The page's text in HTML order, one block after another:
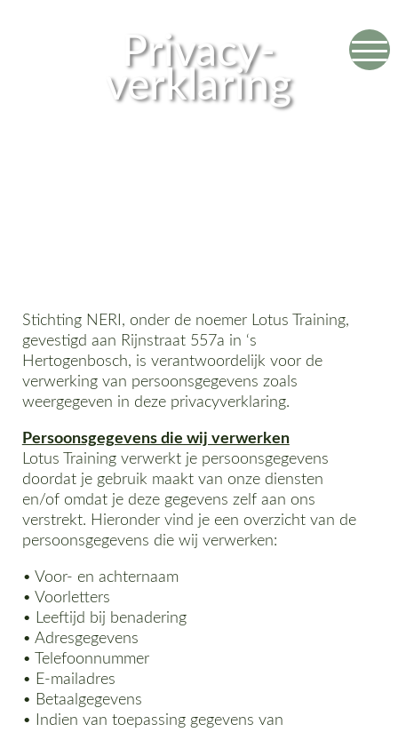
Privacy­
verklaring
Stichting NERI, onder de noemer Lotus Training,
gevestigd aan Rijnstraat 557a in ‘s
Hertogenbosch, is verantwoordelijk voor de
verwerking van persoonsgegevens zoals
weergegeven in deze privacyverklaring.
Persoonsgegevens die wij verwerken
Lotus Training verwerkt je persoonsgegevens
doordat je gebruik maakt van onze diensten
en/of omdat je deze gegevens zelf aan ons
verstrekt. Hieronder vind je een overzicht van de
persoonsgegevens die wij verwerken:
• Voor- en achternaam
• Voorletters
• Leeftijd bij benadering
• Adresgegevens
• Telefoonnummer
• E-mailadres
• Betaalgegevens
• Indien van toepassing gegevens van